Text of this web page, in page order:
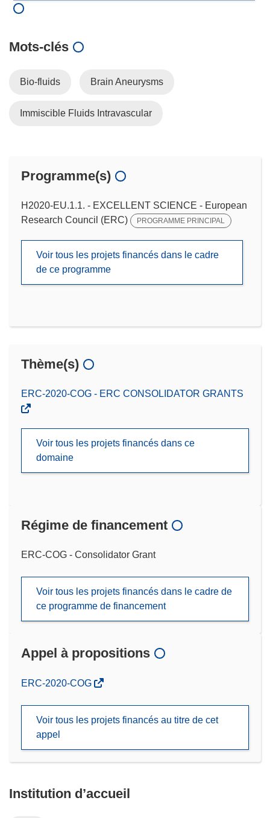
Mots‑clés
Bio-fluids Brain Aneurysms
Immiscible Fluids Intravascular
Programme(s)
H2020-EU.1.1. - EXCELLENT SCIENCE - European
Research Council (ERC)
PROGRAMME PRINCIPAL
Voir tous les projets financés dans le cadre
de ce programme
Thème(s)
ERC-2020-COG - ERC CONSOLIDATOR GRANTS
Voir tous les projets financés dans ce
domaine
Régime de financement
ERC-COG - Consolidator Grant
Voir tous les projets financés dans le cadre de
ce programme de financement
Appel à propositions
(s’ouvre
nouvelle
fenêtre)
ERC-2020-COG
Voir tous les projets financés au titre de cet
appel
Institution d’accueil